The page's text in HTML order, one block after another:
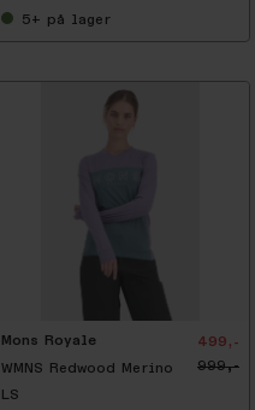
5+ på lager
Mons Royale
WMNS Redwood Merino
LS
499,-
999,-